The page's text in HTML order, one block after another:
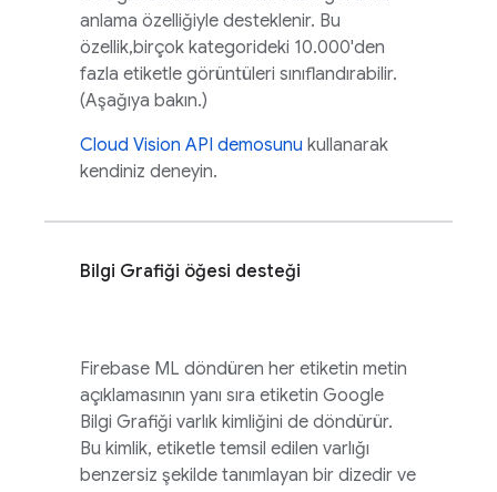
anlama özelliğiyle desteklenir. Bu
özellik,birçok kategorideki 10.000'den
fazla etiketle görüntüleri sınıflandırabilir.
(Aşağıya bakın.)
Cloud Vision API demosunu kullanarak
kendiniz deneyin.
Bilgi Grafiği öğesi desteği
Firebase ML döndüren her etiketin metin
açıklamasının yanı sıra etiketin Google
Bilgi Grafiği varlık kimliğini de döndürür.
Bu kimlik, etiketle temsil edilen varlığı
benzersiz şekilde tanımlayan bir dizedir ve